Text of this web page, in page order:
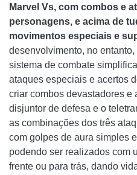
Marvel Vs, com combos e
personagens, e acima de
movimentos especiais e
desenvolvimento, no
sistema de combate
ataques especiais e acertos
criar combos devastadores e
disjuntor de defesa e o
as combinações dos três
com golpes de aura simples
podendo ser realizados com
frente ou para trás, dando